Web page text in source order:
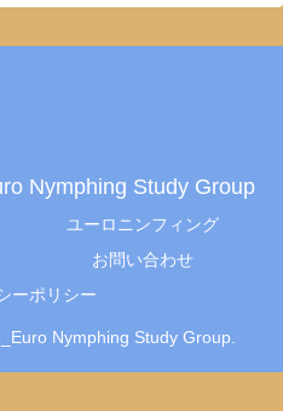
Nymphing Study Group
ユーロニンフィング
お問い合わせ
ーポリシー
Nymphing Study Group.